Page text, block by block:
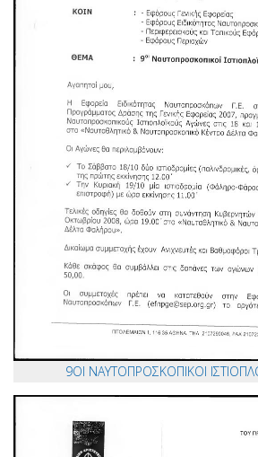
9ΟΙ ΝΑΥΤΟΠΡΟΣΚΟΠΙΚΟΙ